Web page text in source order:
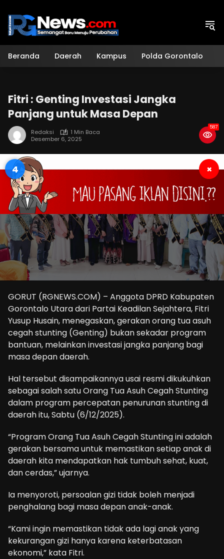
konten
Beranda Daerah Kampus Polda Gorontalo
Fitri : Genting Investasi Jangka
Panjang untuk Masa Depan
Redaksi
1 Min Baca
Desember 6, 2025
587
3 ×
GORUT (RGNEWS.COM) – Anggota DPRD Kabupaten
Gorontalo Utara dari Partai Keadilan Sejahtera, Fitri
Yusup Husain, menegaskan, gerakan orang tua asuh
cegah stunting (Genting) bukan sekadar program
bantuan, melainkan investasi jangka panjang bagi
masa depan daerah.
Hal tersebut disampaikannya usai resmi dikukuhkan
sebagai salah satu Orang Tua Asuh Cegah Stunting
dalam program percepatan penurunan stunting di
daerah itu, Sabtu (6/12/2025).
“Program Orang Tua Asuh Cegah Stunting ini adalah
gerakan bersama untuk memastikan setiap anak di
daerah kita mendapatkan hak tumbuh sehat, kuat,
dan cerdas,” ujarnya.
Ia menyoroti, persoalan gizi tidak boleh menjadi
penghalang bagi masa depan anak-anak.
“Kami ingin memastikan tidak ada lagi anak yang
kekurangan gizi hanya karena keterbatasan
ekonomi,” kata Fitri.